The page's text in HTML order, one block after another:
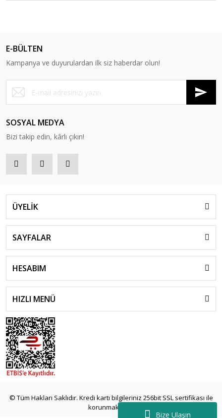
Bize Ulaşın
E-BÜLTEN
Kampanya ve duyurulardan ilk siz haberdar olun!
SOSYAL MEDYA
Bizi takip edin, kârlı çıkın!
ÜYELİK
SAYFALAR
HESABIM
HIZLI MENÜ
© Tüm Hakları Saklıdır. Kredi kartı bilgileriniz 256bit SSL sertifikası ile
korunmaktadır.